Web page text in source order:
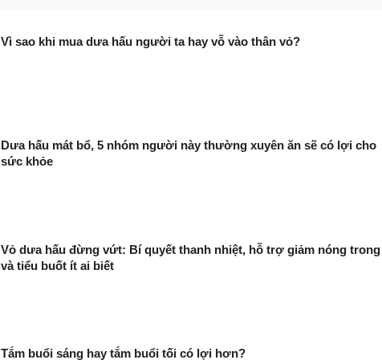
Vì sao khi mua dưa hấu người ta hay vỗ vào thân vỏ?
Dưa hấu mát bổ, 5 nhóm người này thường xuyên ăn sẽ có lợi cho
sức khỏe
Vỏ dưa hấu đừng vứt: Bí quyết thanh nhiệt, hỗ trợ giảm nóng trong
và tiểu buốt ít ai biết
Tắm buổi sáng hay tắm buổi tối có lợi hơn?